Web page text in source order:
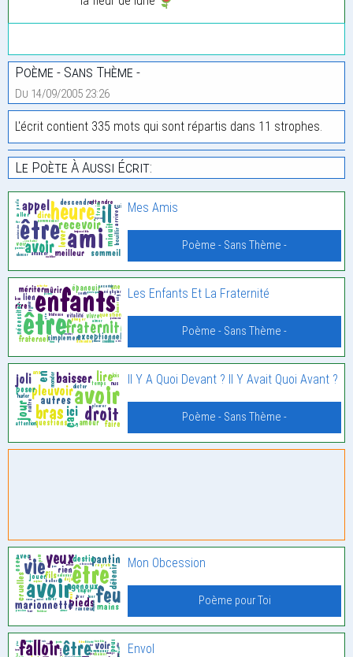
Poème - Sans Thème -
Du 14/09/2005 23:26
L'écrit contient 335 mots qui sont répartis dans 11 strophes.
Le Poète À Aussi Écrit:
Mes Amis
Poème - Sans Thème -
Les Enfants Et La Fraternité
Poème - Sans Thème -
Il Y A Quoi Devant ? Il Y Avait Quoi Avant ?
Poème - Sans Thème -
Mon Obcession
Poème pour Toi
Envol